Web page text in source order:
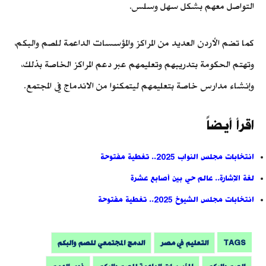
التواصل معهم بشكل سهل وسلس.
كما تضم الأردن العديد من المراكز والمؤسسات الداعمة للصم والبكم،
وتهتم الحكومة بتدريبهم وتعليمهم عبر دعم المراكز الخاصة بذلك،
وإنشاء مدارس خاصة بتعليمهم ليتمكنوا من الاندماج في المجتمع.
اقرأ أيضاً
انتخابات مجلس النواب 2025.. تغطية مفتوحة
لغة الإشارة.. عالم حي بين أصابع عشرة
انتخابات مجلس الشيوخ 2025.. تغطية مفتوحة
TAGS التعليم في مصر الدمج المجتمعي للصم والبكم